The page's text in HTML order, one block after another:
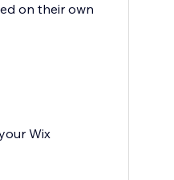
on their own
Wix